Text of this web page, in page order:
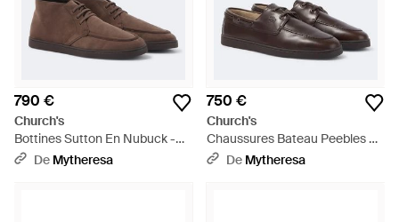
790 €
Church's
Bottines Sutton En Nubuck -
Marron
De Mytheresa
750 €
Church's
Chaussures Bateau Peebles En
Cuir - Marron
De Mytheresa